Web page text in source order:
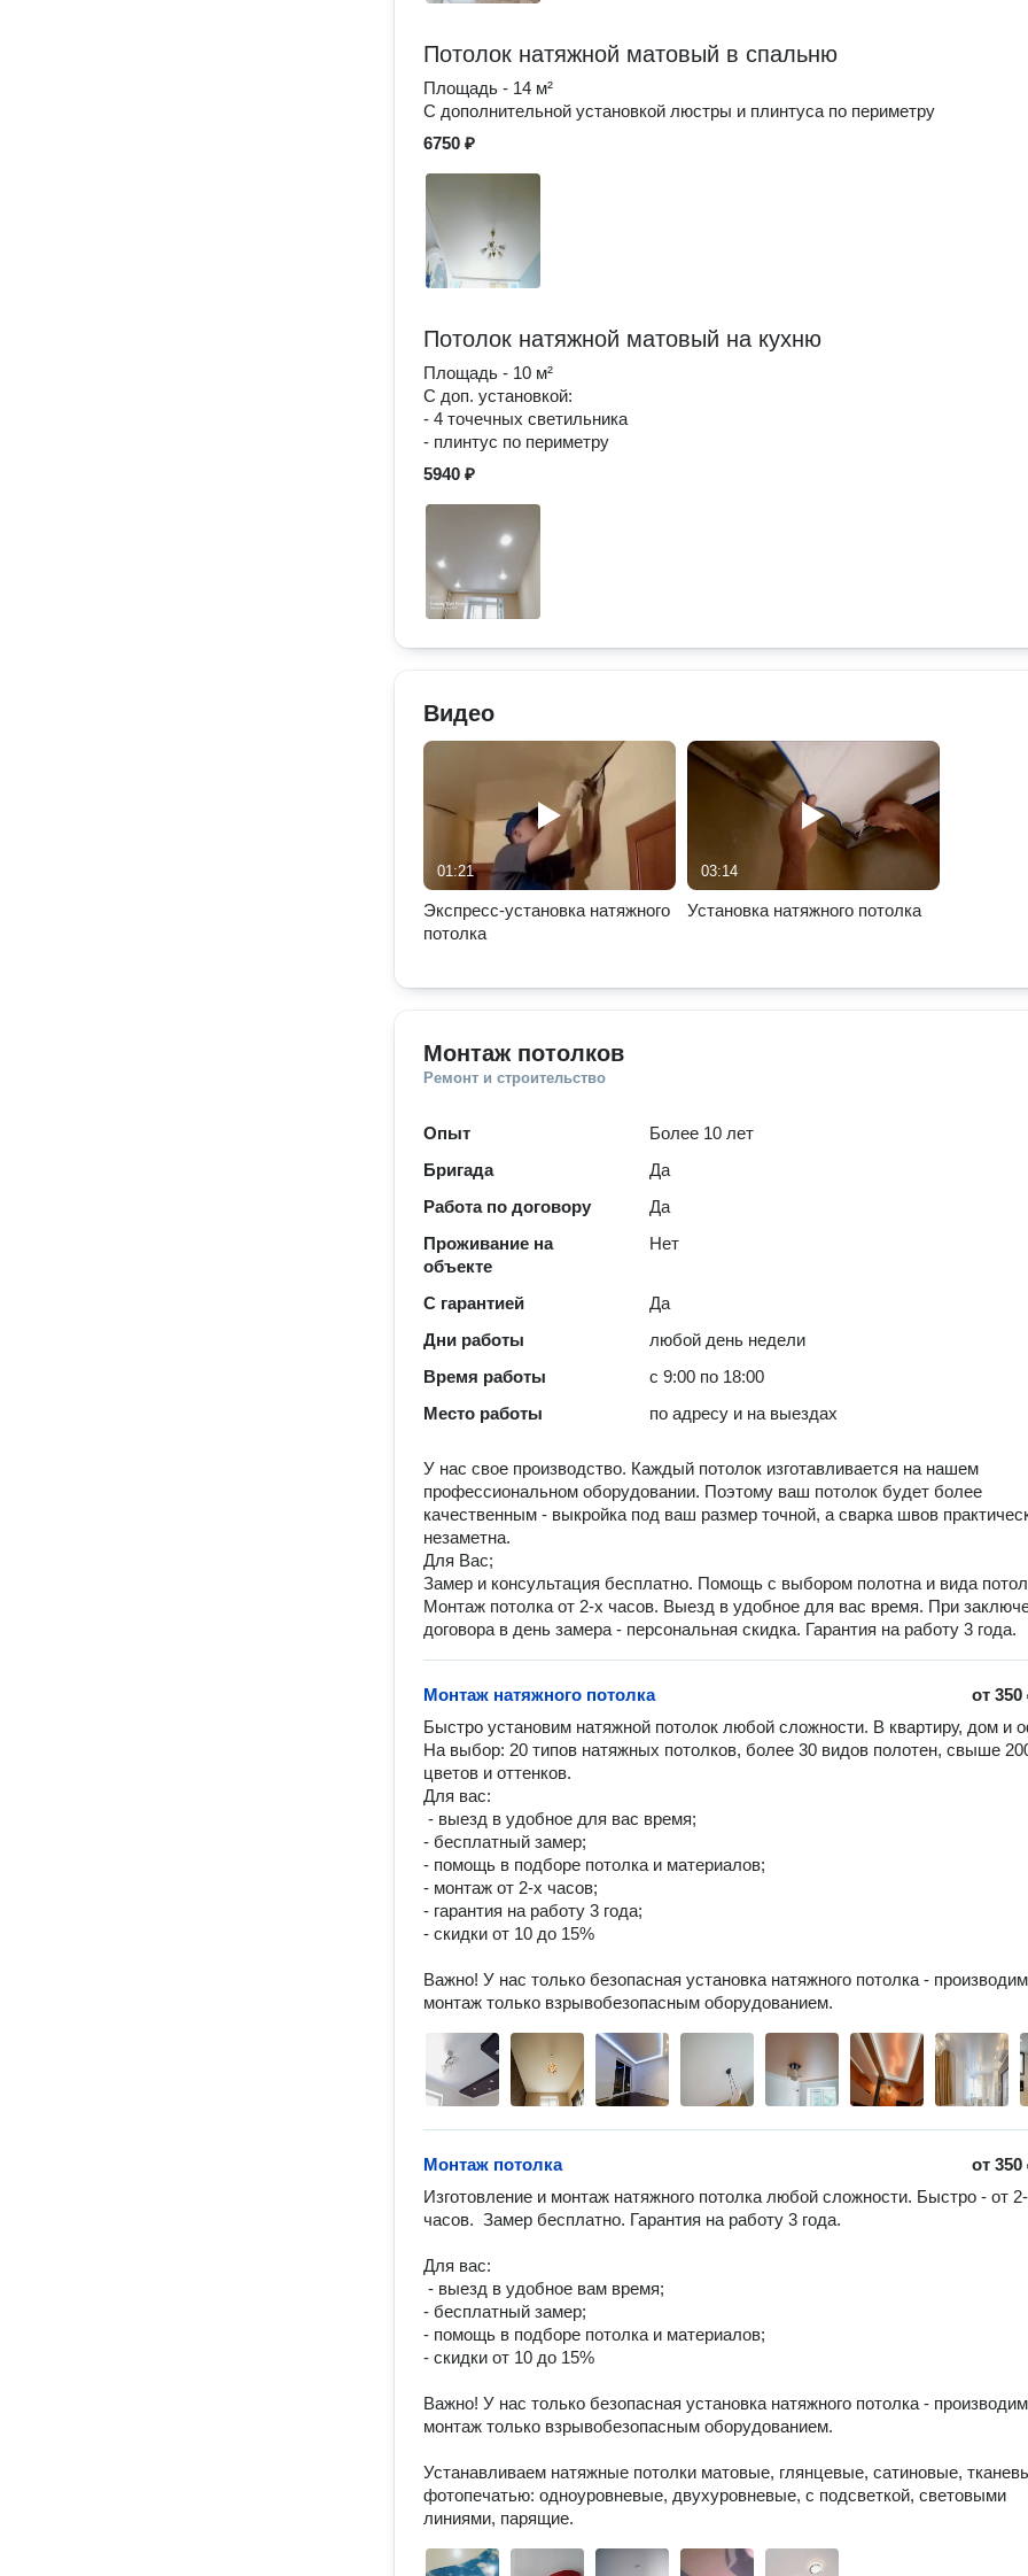
Потолок натяжной матовый в спальню
Площадь - 14 м²
С дополнительной установкой люстры и плинтуса по периметру
6750 ₽
Потолок натяжной матовый на кухню
Площадь - 10 м²
С доп. установкой:
- 4 точечных светильника
- плинтус по периметру
5940 ₽
Видео
01:21
Экспресс-установка натяжного
потолка
03:14
Установка натяжного потолка
Монтаж потолков
Ремонт и строительство
Опыт
Более 10 лет
Бригада
Да
Работа по договору
Да
Проживание на
объекте
Нет
С гарантией
Да
Дни работы
любой день недели
Время работы
с 9:00 по 18:00
Место работы
по адресу и на выездах
У нас свое производство. Каждый потолок изготавливается на нашем
профессиональном оборудовании. Поэтому ваш потолок будет более
качественным - выкройка под ваш размер точной, а сварка швов
незаметна.
Для Вас;
Замер и консультация бесплатно. Помощь с выбором полотна и вида
Монтаж потолка от 2-х часов. Выезд в удобное для вас время. При
договора в день замера - персональная скидка. Гарантия на работу 3 года.
от350
Монтаж натяжного потолка
Быстро установим натяжной потолок любой сложности. В квартиру, дом и
На выбор: 20 типов натяжных потолков, более 30 видов полотен, свыше
цветов и оттенков.
Для вас:
- бесплатный замер;
- помощь в подборе потолка и материалов;
- монтаж от 2-х часов;
- гарантия на работу 3 года;
- скидки от 10 до 15%
Важно! У нас только безопасная установка натяжного потолка - производим
монтаж только взрывобезопасным оборудованием.
от350
Монтаж потолка
Изготовление и монтаж натяжного потолка любой сложности. Быстро - от
часов.  Замер бесплатно. Гарантия на работу 3 года.
Для вас:
- бесплатный замер;
- помощь в подборе потолка и материалов;
- скидки от 10 до 15%
Важно! У нас только безопасная установка натяжного потолка - производим
монтаж только взрывобезопасным оборудованием.
Устанавливаем натяжные потолки матовые, глянцевые, сатиновые,
фотопечатью: одноуровневые, двухуровневые, с подсветкой, световыми
линиями, парящие.